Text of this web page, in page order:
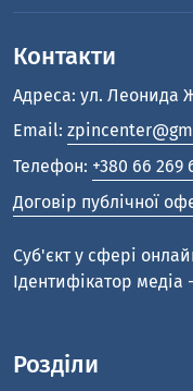
Контакти
Адреса: ул. Леонида
Email:
Телефон: +380 66 269
Договір публічної
Cуб'єкт у сфері
Ідентифікатор медіа
Розділи